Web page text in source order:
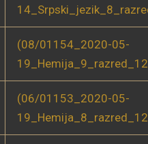
(08/01154_2020-05-
(06/01153_2020-05-